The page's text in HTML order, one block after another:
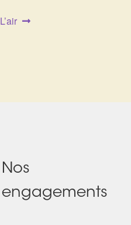
Article
L’air
Nos
engagements